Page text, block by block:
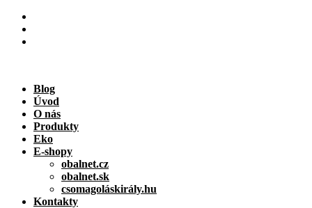
Blog
Úvod
O nás
Produkty
Eko
E-shopy
obalnet.cz
obalnet.sk
csomagoláskirály.hu
Kontakty